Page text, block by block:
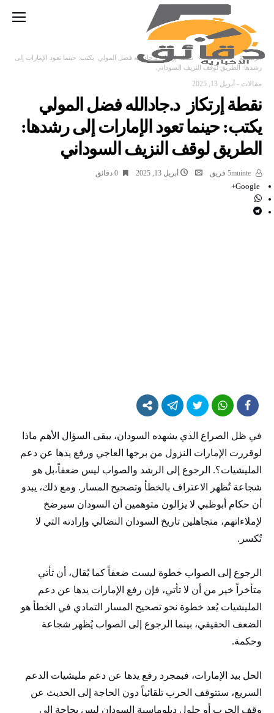
‫الرئيسية‬ مقالات
نقطة إرتكاز د.جادالله فضل المولي يكتب: حينما تعود الإمارات إلى
رشدها: الطريق لوقف النزيف السوداني
مقالات - أبريل 13, 2025
نقطة إرتكاز د.جادالله فضل المولي
يكتب: حينما تعود الإمارات إلى رشدها:
الطريق لوقف النزيف السوداني
أبريل 13, 2025 0 ‫دقائق‬
Google+
في ظل الصراع الذي يشهده السودان، يبقى السؤال الأهم ماذا
لوقررت الإمارات النزول من برجها العاجي ورفع يدها عن دعم
المليشيات؟. الرجوع إلى الرشد والصواب ليس ضعفاً،بل هو
شجاعة تُظهر الاعتراف بالخطأ وتصحيح المسار. ومع ذلك، يبدو
أن حكام أبوظبي لا يزالون متوهمين أن السودان سيرضخ
لإملاءاتهم، متجاهلين تاريخ السودان النضالي وإرادته التي لا
تُكسر.
الرجوع إلى الصواب خطوة ليست ضعفاً كما يُقال، أن تأتي
متأخراً خير من أن لا تأتي، فإن رفع الإمارات يدها عن دعم
المليشيات يُعد خطوة نحو تصحيح المسار التمادي في الخطأ هو
الضعف الحقيقي، بينما الرجوع إلى الصواب يُظهر شجاعة
وحكمة.
الحل بيد الإمارات، فبمجرد رفع يدها عن دعم مليشيات الدعم
السريع، ستتوقف الحرب تلقائياً دون الحاجة إلى الحديث عن
وقف الحرب أو حلول دبلوماسية السودان ليس بحاجة إلى